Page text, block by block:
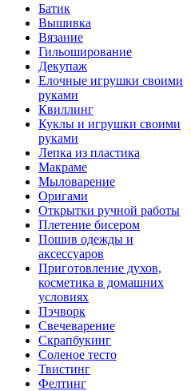
Батик
Вышивка
Вязание
Гильоширование
Декупаж
Елочные игрушки своими
руками
Квиллинг
Куклы и игрушки своими
руками
Лепка из пластика
Макраме
Мыловарение
Оригами
Открытки ручной работы
Плетение бисером
Пошив одежды и
аксессуаров
Приготовление духов,
косметика в домашних
условиях
Пэчворк
Свечеварение
Скрапбукинг
Соленое тесто
Твистинг
Фелтинг